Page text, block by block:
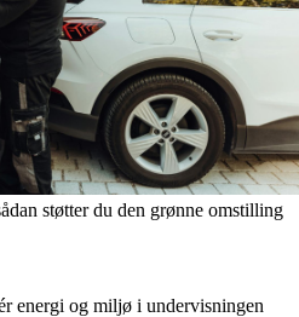
støtter du den grønne omstilling
energi og miljø i undervisningen